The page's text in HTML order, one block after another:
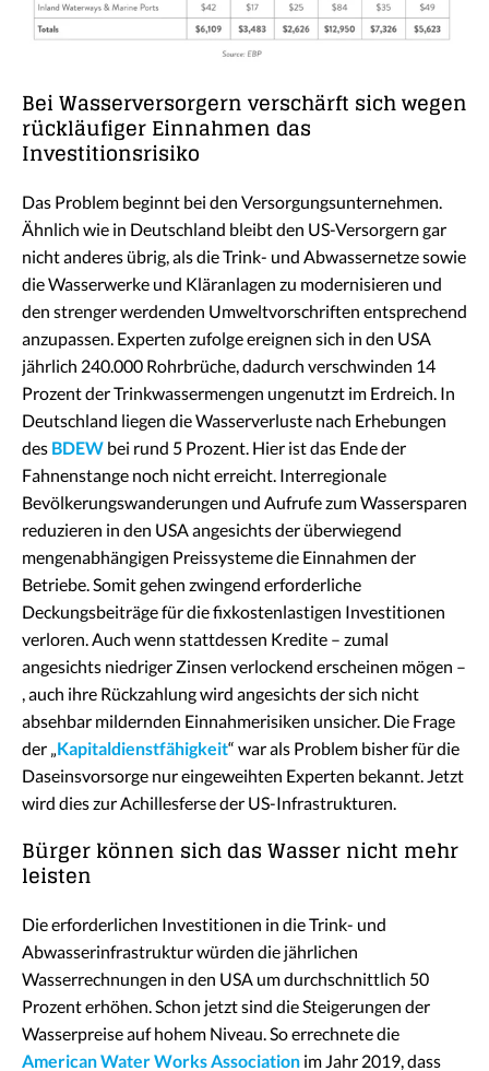
Bei Wasserversorgern verschärft sich wegen
rückläufiger Einnahmen das
Investitionsrisiko
Das Problem beginnt bei den Versorgungsunternehmen.
Ähnlich wie in Deutschland bleibt den US-Versorgern gar
nicht anderes übrig, als die Trink- und Abwassernetze sowie
die Wasserwerke und Kläranlagen zu modernisieren und
den strenger werdenden Umweltvorschriften entsprechend
anzupassen. Experten zufolge ereignen sich in den USA
jährlich 240.000 Rohrbrüche, dadurch verschwinden 14
Prozent der Trinkwassermengen ungenutzt im Erdreich. In
Deutschland liegen die Wasserverluste nach Erhebungen
des BDEW bei rund 5 Prozent. Hier ist das Ende der
Fahnenstange noch nicht erreicht. Interregionale
Bevölkerungswanderungen und Aufrufe zum Wassersparen
reduzieren in den USA angesichts der überwiegend
mengenabhängigen Preissysteme die Einnahmen der
Betriebe. Somit gehen zwingend erforderliche
Deckungsbeiträge für die fixkostenlastigen Investitionen
verloren. Auch wenn stattdessen Kredite – zumal
angesichts niedriger Zinsen verlockend erscheinen mögen –
, auch ihre Rückzahlung wird angesichts der sich nicht
absehbar mildernden Einnahmerisiken unsicher. Die Frage
der „ Kapitaldienstfähigkeit“ war als Problem bisher für die
Daseinsvorsorge nur eingeweihten Experten bekannt. Jetzt
wird dies zur Achillesferse der US-Infrastrukturen.
Bürger können sich das Wasser nicht mehr
leisten
Die erforderlichen Investitionen in die Trink- und
Abwasserinfrastruktur würden die jährlichen
Wasserrechnungen in den USA um durchschnittlich 50
Prozent erhöhen. Schon jetzt sind die Steigerungen der
Wasserpreise auf hohem Niveau. So errechnete die
American Water Works Association im Jahr 2019, dass